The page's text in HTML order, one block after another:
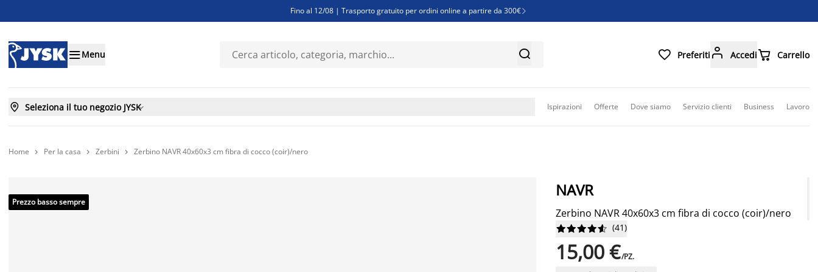
Fino al 12/08 | Trasporto gratuito per ordini online a partire da 300€ 
Finanziamenti - Scegli il piano di rimborso più adatto a te
Menu   Preferiti  Accedi Carrello
 Seleziona il tuo negozio JYSK Ispirazioni Offerte Dove siamo Servizio clienti Business Lavoro
Home  Per la casa  Zerbini  Zerbino NAVR 40x60x3 cm fibra di cocco (coir)/nero
Prezzo basso sempre
NAVR
Zerbino NAVR 40x60x3 cm fibra di cocco (coir)/nero





 (41)
15,00 €/PZ.